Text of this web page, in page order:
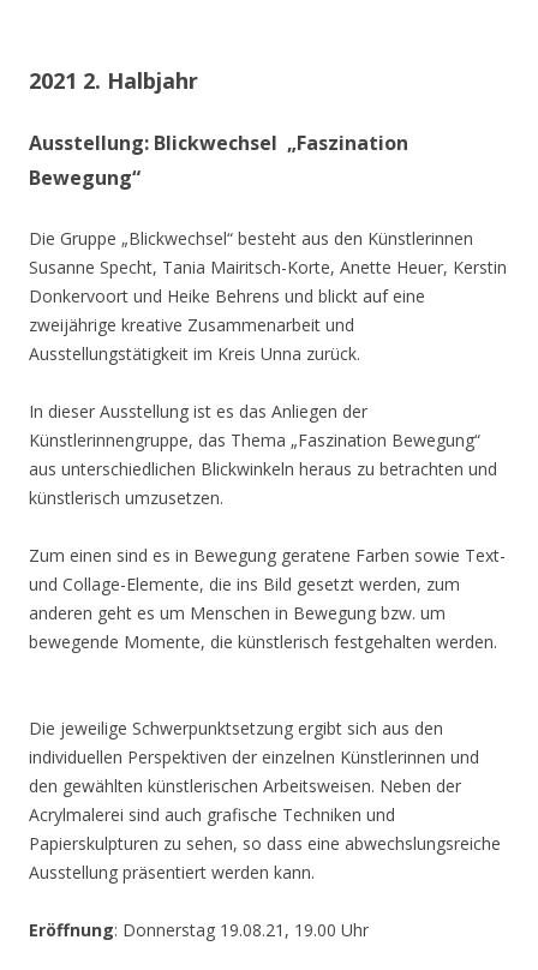
2021 2. Halbjahr
Ausstellung: Blickwechsel „Faszination
Bewegung“
Die Gruppe „Blickwechsel“ besteht aus den Künstlerinnen
Susanne Specht, Tania Mairitsch-Korte, Anette Heuer, Kerstin
Donkervoort und Heike Behrens und blickt auf eine
zweijährige kreative Zusammenarbeit und
Ausstellungstätigkeit im Kreis Unna zurück.
In dieser Ausstellung ist es das Anliegen der
Künstlerinnengruppe, das Thema „Faszination Bewegung“
aus unterschiedlichen Blickwinkeln heraus zu betrachten und
künstlerisch umzusetzen.
Zum einen sind es in Bewegung geratene Farben sowie Text-
und Collage-Elemente, die ins Bild gesetzt werden, zum
anderen geht es um Menschen in Bewegung bzw. um
bewegende Momente, die künstlerisch festgehalten werden.
Die jeweilige Schwerpunktsetzung ergibt sich aus den
individuellen Perspektiven der einzelnen Künstlerinnen und
den gewählten künstlerischen Arbeitsweisen. Neben der
Acrylmalerei sind auch grafische Techniken und
Papierskulpturen zu sehen, so dass eine abwechslungsreiche
Ausstellung präsentiert werden kann.
Eröffnung: Donnerstag 19.08.21, 19.00 Uhr